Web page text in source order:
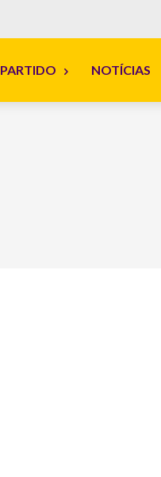
PARTIDO NOTÍCIAS